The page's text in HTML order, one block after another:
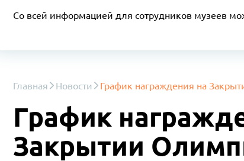
Со всей информацией для сотрудников музеев
Главная Новости График награждения на
График
Закрытии